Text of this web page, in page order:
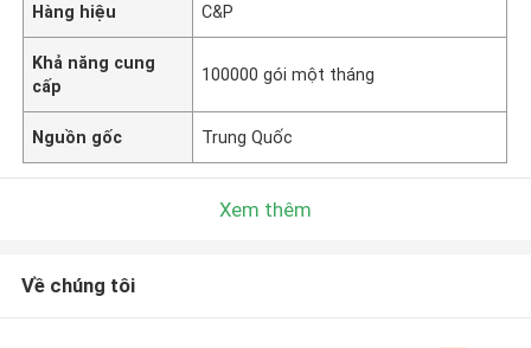
Hàng hiệu C&P
Khả năng cung
cấp
100000 gói một tháng
Nguồn gốc Trung Quốc
Xem thêm
Về chúng tôi